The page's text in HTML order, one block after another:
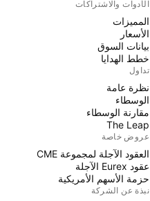
الأدوات والاشتراكات
المميزات
الأسعار
بيانات السوق
خطط الهدايا
تداول
نظرة عامة
الوسطاء
مقارنة الوسطاء
The Leap
عروض خاصة
العقود الآجلة لمجموعة CME
عقود Eurex الآجلة
حزمة الأسهم الأمريكية
نبذة عن الشركة